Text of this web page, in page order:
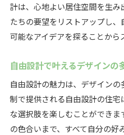
計は、心地よい居住空間を生
たちの要望をリストアップし
可能なアイデアを探ることから
自由設計で叶えるデザインの
自由設計の魅力は、デザイン
制で提供される自由設計の住
な選択肢を楽しむことができま
の色合いまで、すべて自分の好